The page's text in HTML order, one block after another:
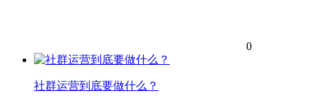
0
社群运营到底要做什么？